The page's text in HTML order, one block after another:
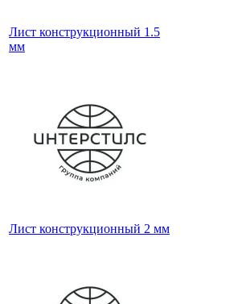
Лист конструкционный 1.5
мм
Лист конструкционный 2 мм